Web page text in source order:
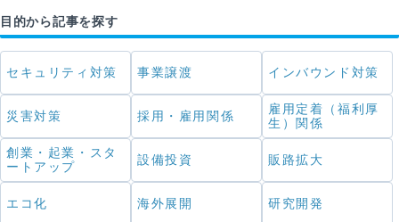
目的から記事を探す
セキュリティ対策 事業譲渡 インバウンド対策
災害対策 採用・雇用関係
雇用定着（福利厚
生）関係
創業・起業・スタ
ートアップ
設備投資 販路拡大
エコ化 海外展開 研究開発